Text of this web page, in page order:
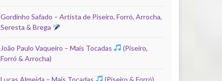
Gordinho Safado – Artista de Piseiro, Forró, Arrocha,
Seresta & Brega
João Paulo Vaqueiro – Mais Tocadas
(Piseiro,
Forró & Arrocha)
Lucas Almeida – Mais Tocadas (Piseiro & Forró)